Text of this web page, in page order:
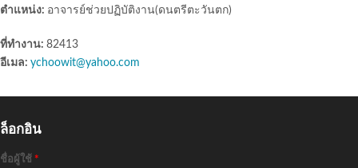
ตำแหน่ง: อาจารย์ช่วยปฏิบัติงาน(ดนตรีตะวันตก)
ที่ทำงาน: 82413
อีเมล: ychoowit@yahoo.com
ล็อกอิน
ชื่อผู้ใช้ *